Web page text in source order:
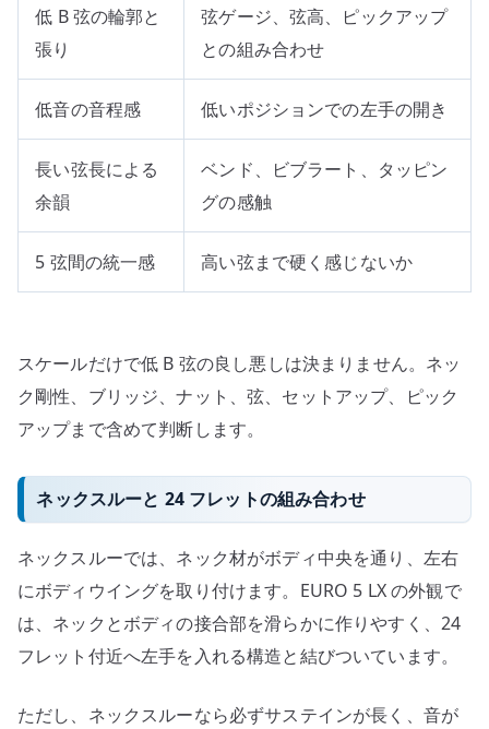
低 B 弦の輪郭と
張り
弦ゲージ、弦高、ピックアップ
との組み合わせ
低音の音程感 低いポジションでの左手の開き
長い弦長による
余韻
ベンド、ビブラート、タッピン
グの感触
5 弦間の統一感 高い弦まで硬く感じないか
スケールだけで低 B 弦の良し悪しは決まりません。ネッ
ク剛性、ブリッジ、ナット、弦、セットアップ、ピック
アップまで含めて判断します。
ネックスルーと 24 フレットの組み合わせ
ネックスルーでは、ネック材がボディ中央を通り、左右
にボディウイングを取り付けます。EURO 5 LX の外観で
は、ネックとボディの接合部を滑らかに作りやすく、24
フレット付近へ左手を入れる構造と結びついています。
ただし、ネックスルーなら必ずサステインが長く、音が